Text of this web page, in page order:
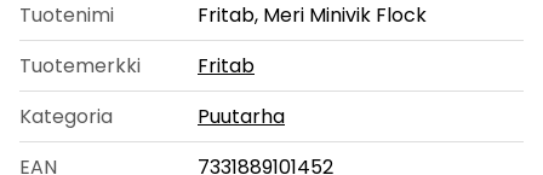
Tuotenimi
Fritab, Meri Minivik Flock
Tuotemerkki
Fritab
Kategoria
Puutarha
EAN
7331889101452